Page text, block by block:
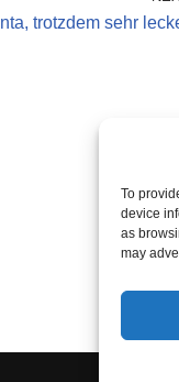
To
device
as
may
trotzdem sehr